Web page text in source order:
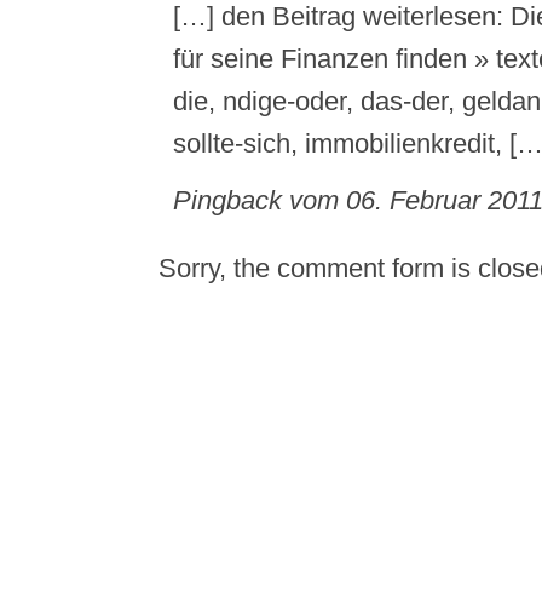
[…] den Beitrag weiterlesen:
für seine Finanzen finden »
die, ndige-oder, das-der,
sollte-sich, immobilienkredit,
Pingback vom 06. Februar
Sorry, the comment form is